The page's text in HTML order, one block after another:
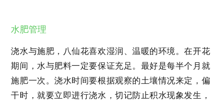
水肥管理
浇水与施肥，八仙花喜欢湿润、温暖的环境。在开花
期间，水与肥料一定要保证充足。最好是每半个月就
施肥一次。浇水时间要根据观察的土壤情况来定，偏
干时，就要立即进行浇水，切记防止积水现象发生，